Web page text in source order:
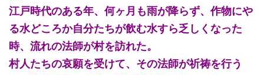
江戸時代のある年、何ヶ月も雨が降らず、作物にや
る水どころか自分たちが飲む水すら乏しくなった
時、流れの法師が村を訪れた。
村人たちの哀願を受けて、その法師が祈祷を行う